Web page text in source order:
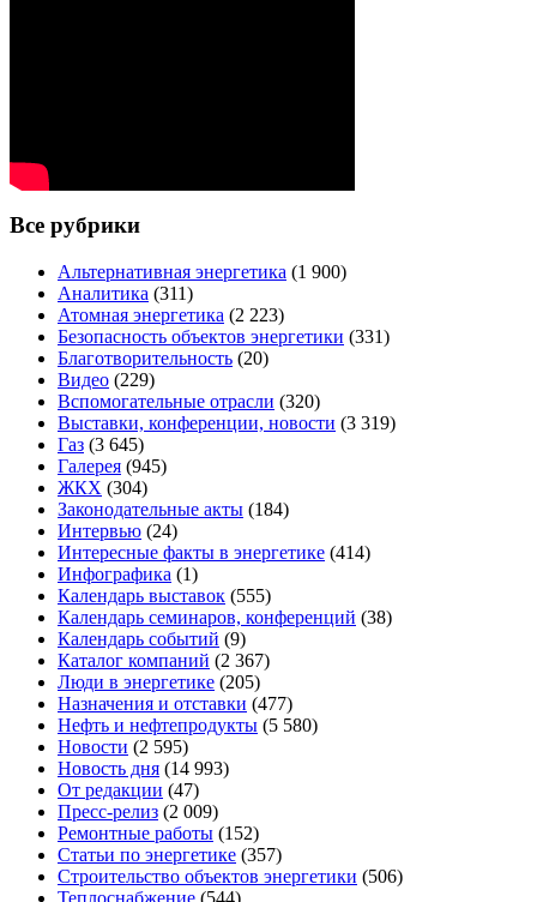
Все рубрики
Альтернативная энергетика (1 900)
Аналитика (311)
Атомная энергетика (2 223)
Безопасность объектов энергетики (331)
Благотворительность (20)
Видео (229)
Вспомогательные отрасли (320)
Выставки, конференции, новости (3 319)
Газ (3 645)
Галерея (945)
ЖКХ (304)
Законодательные акты (184)
Интервью (24)
Интересные факты в энергетике (414)
Инфографика (1)
Календарь выставок (555)
Календарь семинаров, конференций (38)
Календарь событий (9)
Каталог компаний (2 367)
Люди в энергетике (205)
Назначения и отставки (477)
Нефть и нефтепродукты (5 580)
Новости (2 595)
Новость дня (14 993)
От редакции (47)
Пресс-релиз (2 009)
Ремонтные работы (152)
Статьи по энергетике (357)
Строительство объектов энергетики (506)